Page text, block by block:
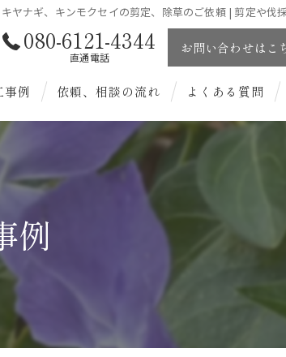
キヤナギ、キンモクセイの剪定、除草のご依頼 | 剪定や
080-6121-4344
直通電話
お問い合わせはこ
事例 依頼、相談の流れ よくある質問
例